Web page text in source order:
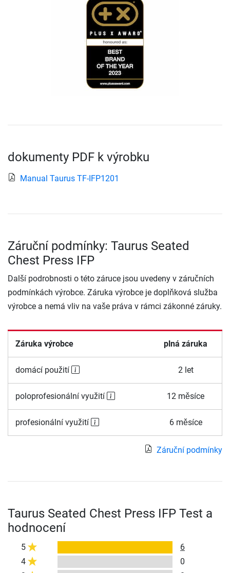
dokumenty PDF k výrobku
Manual Taurus TF-IFP1201
Záruční podmínky: Taurus Seated
Chest Press IFP
Další podrobnosti o této záruce jsou uvedeny v záručních
podmínkách výrobce. Záruka výrobce je doplňková služba
výrobce a nemá vliv na vaše práva v rámci zákonné záruky.
Záruka výrobce plná záruka
domácí použití 2 let
poloprofesionální využití 12 měsíce
profesionální využití 6 měsíce
Záruční podmínky
Taurus Seated Chest Press IFP Test a
hodnocení
5
6
4
0